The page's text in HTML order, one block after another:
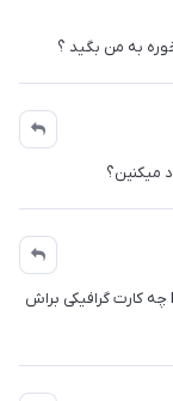
سلام وقت بخیر برای مینی کیس HP 8300 elite i5 3470 چه کارت گرافیکی براش